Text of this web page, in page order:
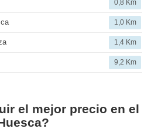
0,8 Km
1,0 Km
1,4 Km
9,2 Km
el mejor precio en el